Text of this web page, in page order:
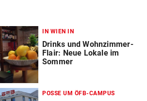
IN WIEN IN
Drinks und Wohnzimmer-
Flair: Neue Lokale im
Sommer
POSSE UM ÖFB-CAMPUS